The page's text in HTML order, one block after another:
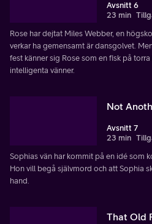
Avsnitt 6
23 min
Rose har dejtat Miles Webber, en
verkar ha gemensamt är dansgolvet.
fest känner sig Rose som en fisk på
intelligenta vänner.
Not
Avsnitt 7
23 min
Sophias vän har kommit på en idé som
Hon vill begå självmord och att Sophia
hand.
That Old